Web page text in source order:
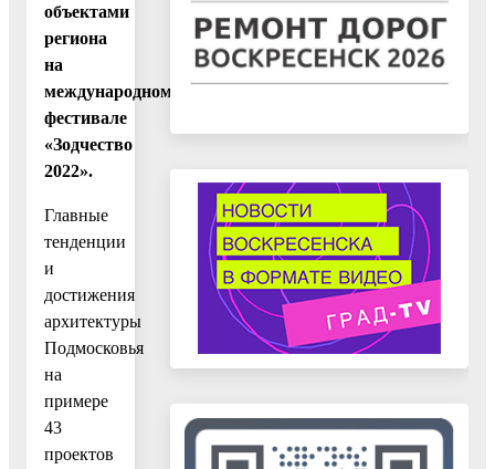
объектами
региона
на
международном
фестивале
«Зодчество
2022».
Главные
тенденции
и
достижения
архитектуры
Подмосковья
на
примере
43
проектов